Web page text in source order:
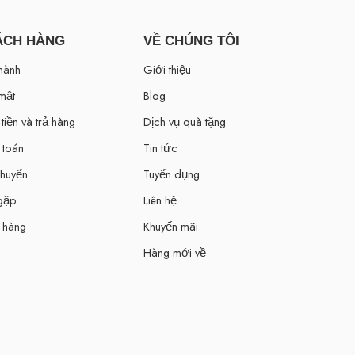
HÀNG
và trả hàng
VỀ CHÚNG TÔI
Giới thiệu
Blog
Dịch vụ quà tặng
Tin tức
Tuyển dụng
Liên hệ
Khuyến mãi
Hàng mới về